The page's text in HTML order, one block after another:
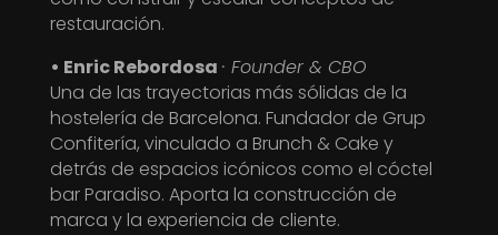
restauración.
• Enric Rebordosa · Founder & CBO
Una de las trayectorias más sólidas de la
hostelería de Barcelona. Fundador de Grup
Confitería, vinculado a Brunch & Cake y
detrás de espacios icónicos como el cóctel
bar Paradiso. Aporta la construcción de
marca y la experiencia de cliente.